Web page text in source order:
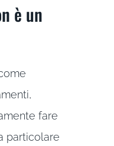
è un
fare
particolare